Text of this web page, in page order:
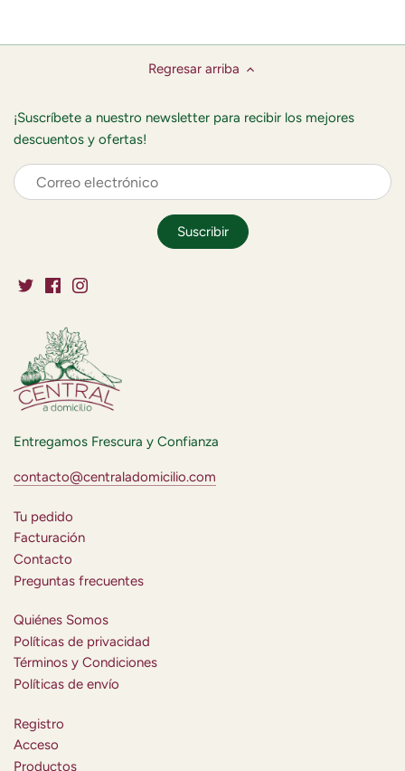
Regresar arriba
¡Suscríbete a nuestro newsletter para recibir los mejores
descuentos y ofertas!
Entregamos Frescura y Confianza
contacto@centraladomicilio.com
Tu pedido
Facturación
Contacto
Preguntas frecuentes
Quiénes Somos
Políticas de privacidad
Términos y Condiciones
Políticas de envío
Registro
Acceso
Productos